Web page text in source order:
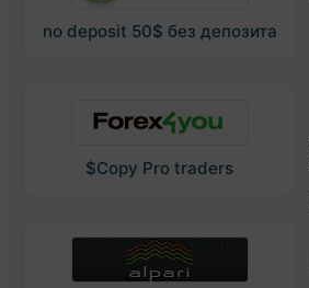
no deposit 50$ без депозита
$Copy Pro traders